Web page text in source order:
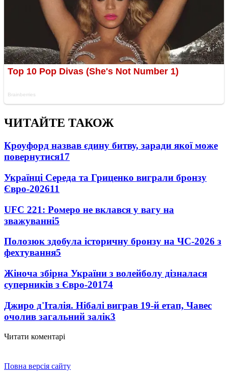
ЧИТАЙТЕ ТАКОЖ
Кроуфорд назвав єдину битву, заради якої може
повернутися17
Українці Середа та Гриценко виграли бронзу
Євро-202611
UFC 221: Ромеро не вклався у вагу на
зважуванні5
Полозюк здобула історичну бронзу на ЧС-2026 з
фехтування5
Жіноча збірна України з волейболу дізналася
суперників з Євро-20174
Джиро д'Італія. Нібалі виграв 19-й етап, Чавес
очолив загальний залік3
Читати коментарі
Повна версія сайту